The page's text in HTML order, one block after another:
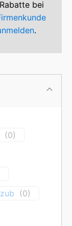
bei
.
(0)
(0)
mit
gedeckten
klassischer